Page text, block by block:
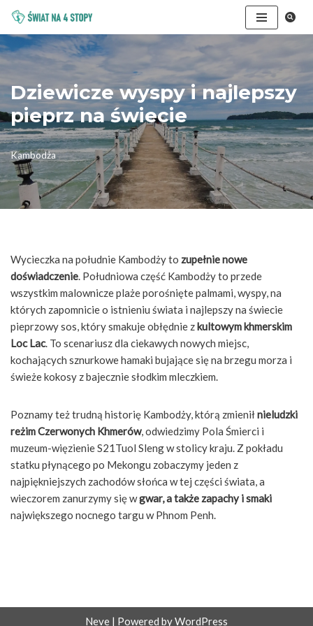
Przejdź
do
Dziewicze wyspy i najlepszy
pieprz na świecie
Kambodża
Wycieczka na południe Kambodży to zupełnie nowe
doświadczenie. Południowa część Kambodży to przede
wszystkim malownicze plaże porośnięte palmami, wyspy, na
których zapomnicie o istnieniu świata i najlepszy na świecie
pieprzowy sos, który smakuje obłędnie zkultowym khmerskim
Loc Lac. To scenariusz dla ciekawych nowych miejsc,
kochających sznurkowe hamaki bujające się na brzegu morza i
świeże kokosy z bajecznie słodkim mleczkiem.
Poznamy też trudną historię Kambodży, którą zmieniłnieludzki
reżim Czerwonych Khmerów, odwiedzimy Pola Śmierci i
muzeum-więzienie S21Tuol Sleng w stolicy kraju. Z pokładu
statku płynącego po Mekongu zobaczymy jeden z
najpiękniejszych zachodów słońca w tej części świata, a
wieczorem zanurzymy się wgwar, a także zapachy i smaki
największego nocnego targu w Phnom Penh.
Neve | Powered byWordPress